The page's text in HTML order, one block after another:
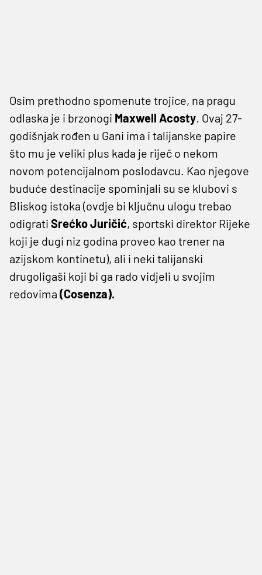
Osim prethodno spomenute trojice, na pragu
odlaska je i brzonogi Maxwell Acosty. Ovaj 27-
godišnjak rođen u Gani ima i talijanske papire
što mu je veliki plus kada je riječ o nekom
novom potencijalnom poslodavcu. Kao njegove
buduće destinacije spominjali su se klubovi s
Bliskog istoka (ovdje bi ključnu ulogu trebao
odigrati Srećko Juričić, sportski direktor Rijeke
koji je dugi niz godina proveo kao trener na
azijskom kontinetu), ali i neki talijanski
drugoligaši koji bi ga rado vidjeli u svojim
redovima (Cosenza).